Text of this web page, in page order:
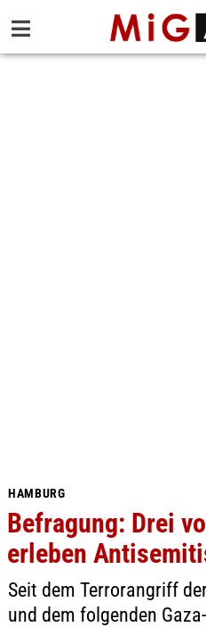
HAMBURG
Befragung: Drei
erleben
Seit dem Terrorangriff
und dem folgenden